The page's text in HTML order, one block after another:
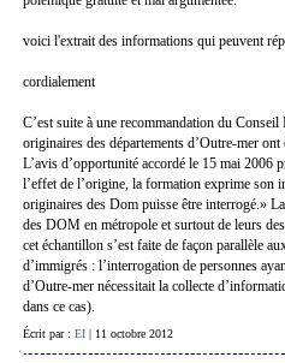
voici l'extrait des informations qui peuvent
cordialement
C’est suite à une recommandation du
originaires des départements d’Outre-mer
L’avis d’opportunité accordé le 15 mai 2006
l’effet de l’origine, la formation exprime son
originaires des Dom puisse être interrogé.»
des DOM en métropole et surtout de leurs
cet échantillon s’est faite de façon parallèle
d’immigrés : l’interrogation de personnes
d’Outre-mer nécessitait la collecte
dans ce cas).
Écrit par : EI | 11 octobre 2012